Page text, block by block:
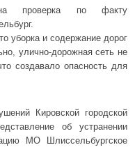
проверка по факту
уборка и содержание дорог
улично-дорожная сеть не
создавало опасность для
Кировской городской
об устранении
МО Шлиссельбургское